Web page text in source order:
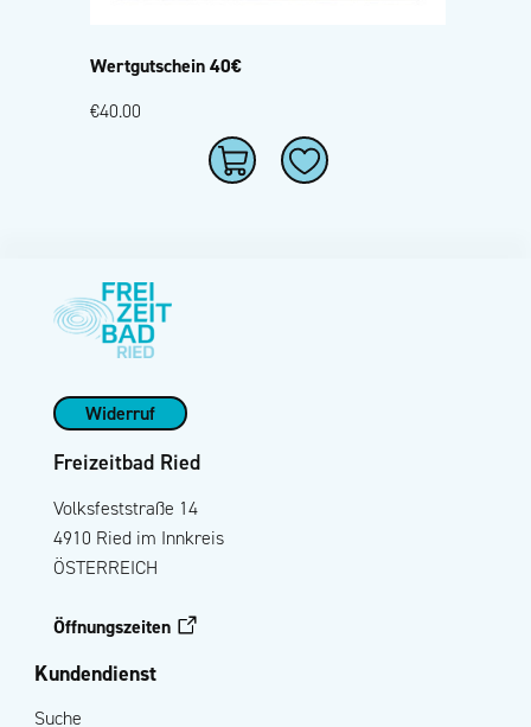
Wertgutschein 40€
€40.00
Widerruf
Freizeitbad Ried
Volksfeststraße 14
4910 Ried im Innkreis
ÖSTERREICH
Öffnungszeiten
Kundendienst
Suche